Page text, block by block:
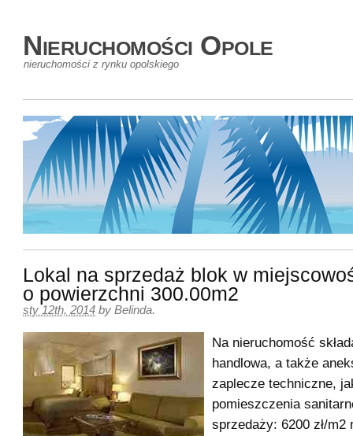
Nieruchomości Opole
nieruchomości z rynku opolskiego
Lokal na sprzedaż blok w
o powierzchni 300.00m2
sty 12th, 2014 by Belinda.
Na nieruchomość
handlowa, a także
zaplecze techniczne,
pomieszczenia
sprzedaży: 6200 zł/m2